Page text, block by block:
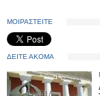
ΜΟΙΡΑΣΤΕΙΤΕ
ΔΕΙΤΕ ΑΚΟΜΑ